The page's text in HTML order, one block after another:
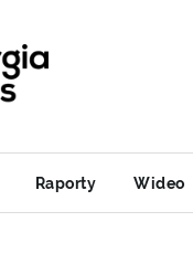
Raporty Wideo